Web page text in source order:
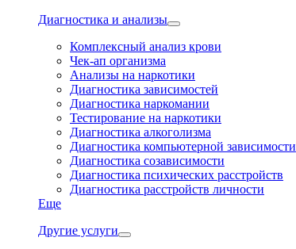
Диагностика и анализы
Комплексный анализ крови
Чек-ап организма
Анализы на наркотики
Диагностика зависимостей
Диагностика наркомании
Тестирование на наркотики
Диагностика алкоголизма
Диагностика компьютерной зависимости
Диагностика созависимости
Диагностика психических расстройств
Диагностика расстройств личности
Еще
Другие услуги